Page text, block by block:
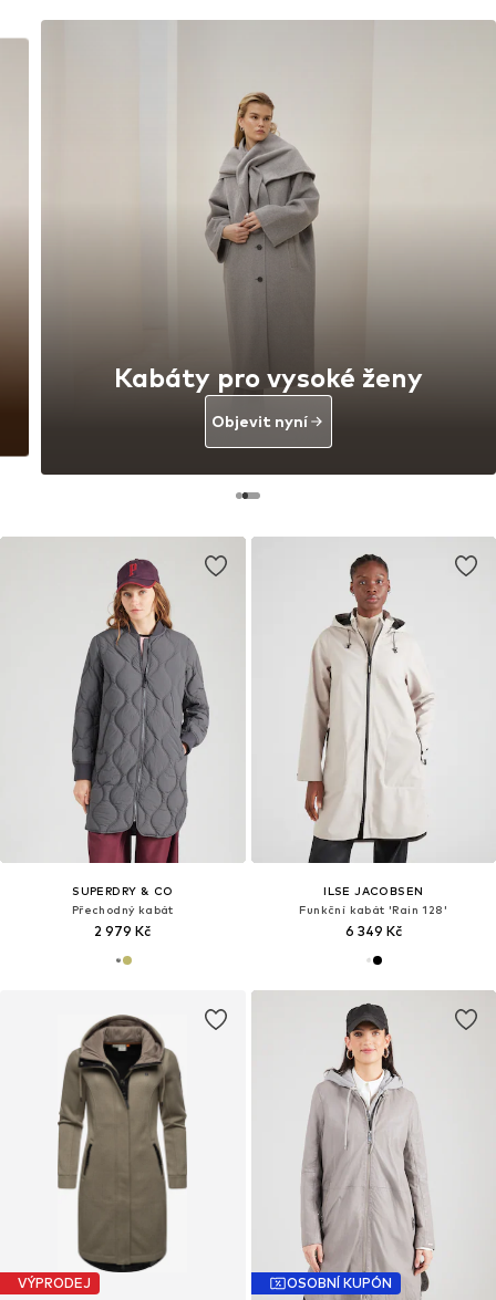
SUPERDRY & CO
Přechodný kabát
2 979 Kč
ILSE JACOBSEN
Funkční kabát 'Rain 128'
6 349 Kč
VÝPRODEJ
Kabáty pro vysoké ženy
Objevit nyní
OSOBNÍ KUPÓN